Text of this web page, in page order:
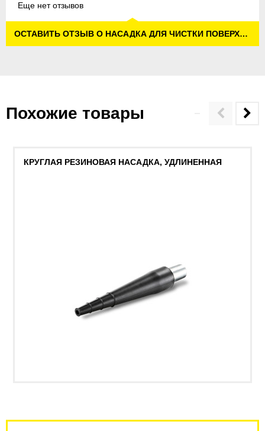
Еще нет отзывов
ОСТАВИТЬ ОТЗЫВ О НАСАДКА ДЛЯ ЧИСТКИ ПОВЕРХНОСТЕЙ, АЛЮМИНИЕВАЯ
Похожие товары
КРУГЛАЯ РЕЗИНОВАЯ НАСАДКА, УДЛИНЕННАЯ